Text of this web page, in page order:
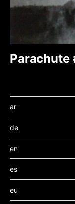
Parachute
ar
de
en
es
eu